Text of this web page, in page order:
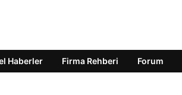
Haberler Firma Rehberi Forum